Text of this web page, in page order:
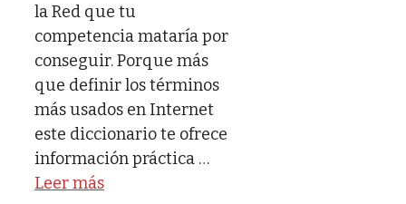
la Red que tu
competencia mataría por
conseguir. Porque más
que definir los términos
más usados en Internet
este diccionario te ofrece
información práctica …
Leer más